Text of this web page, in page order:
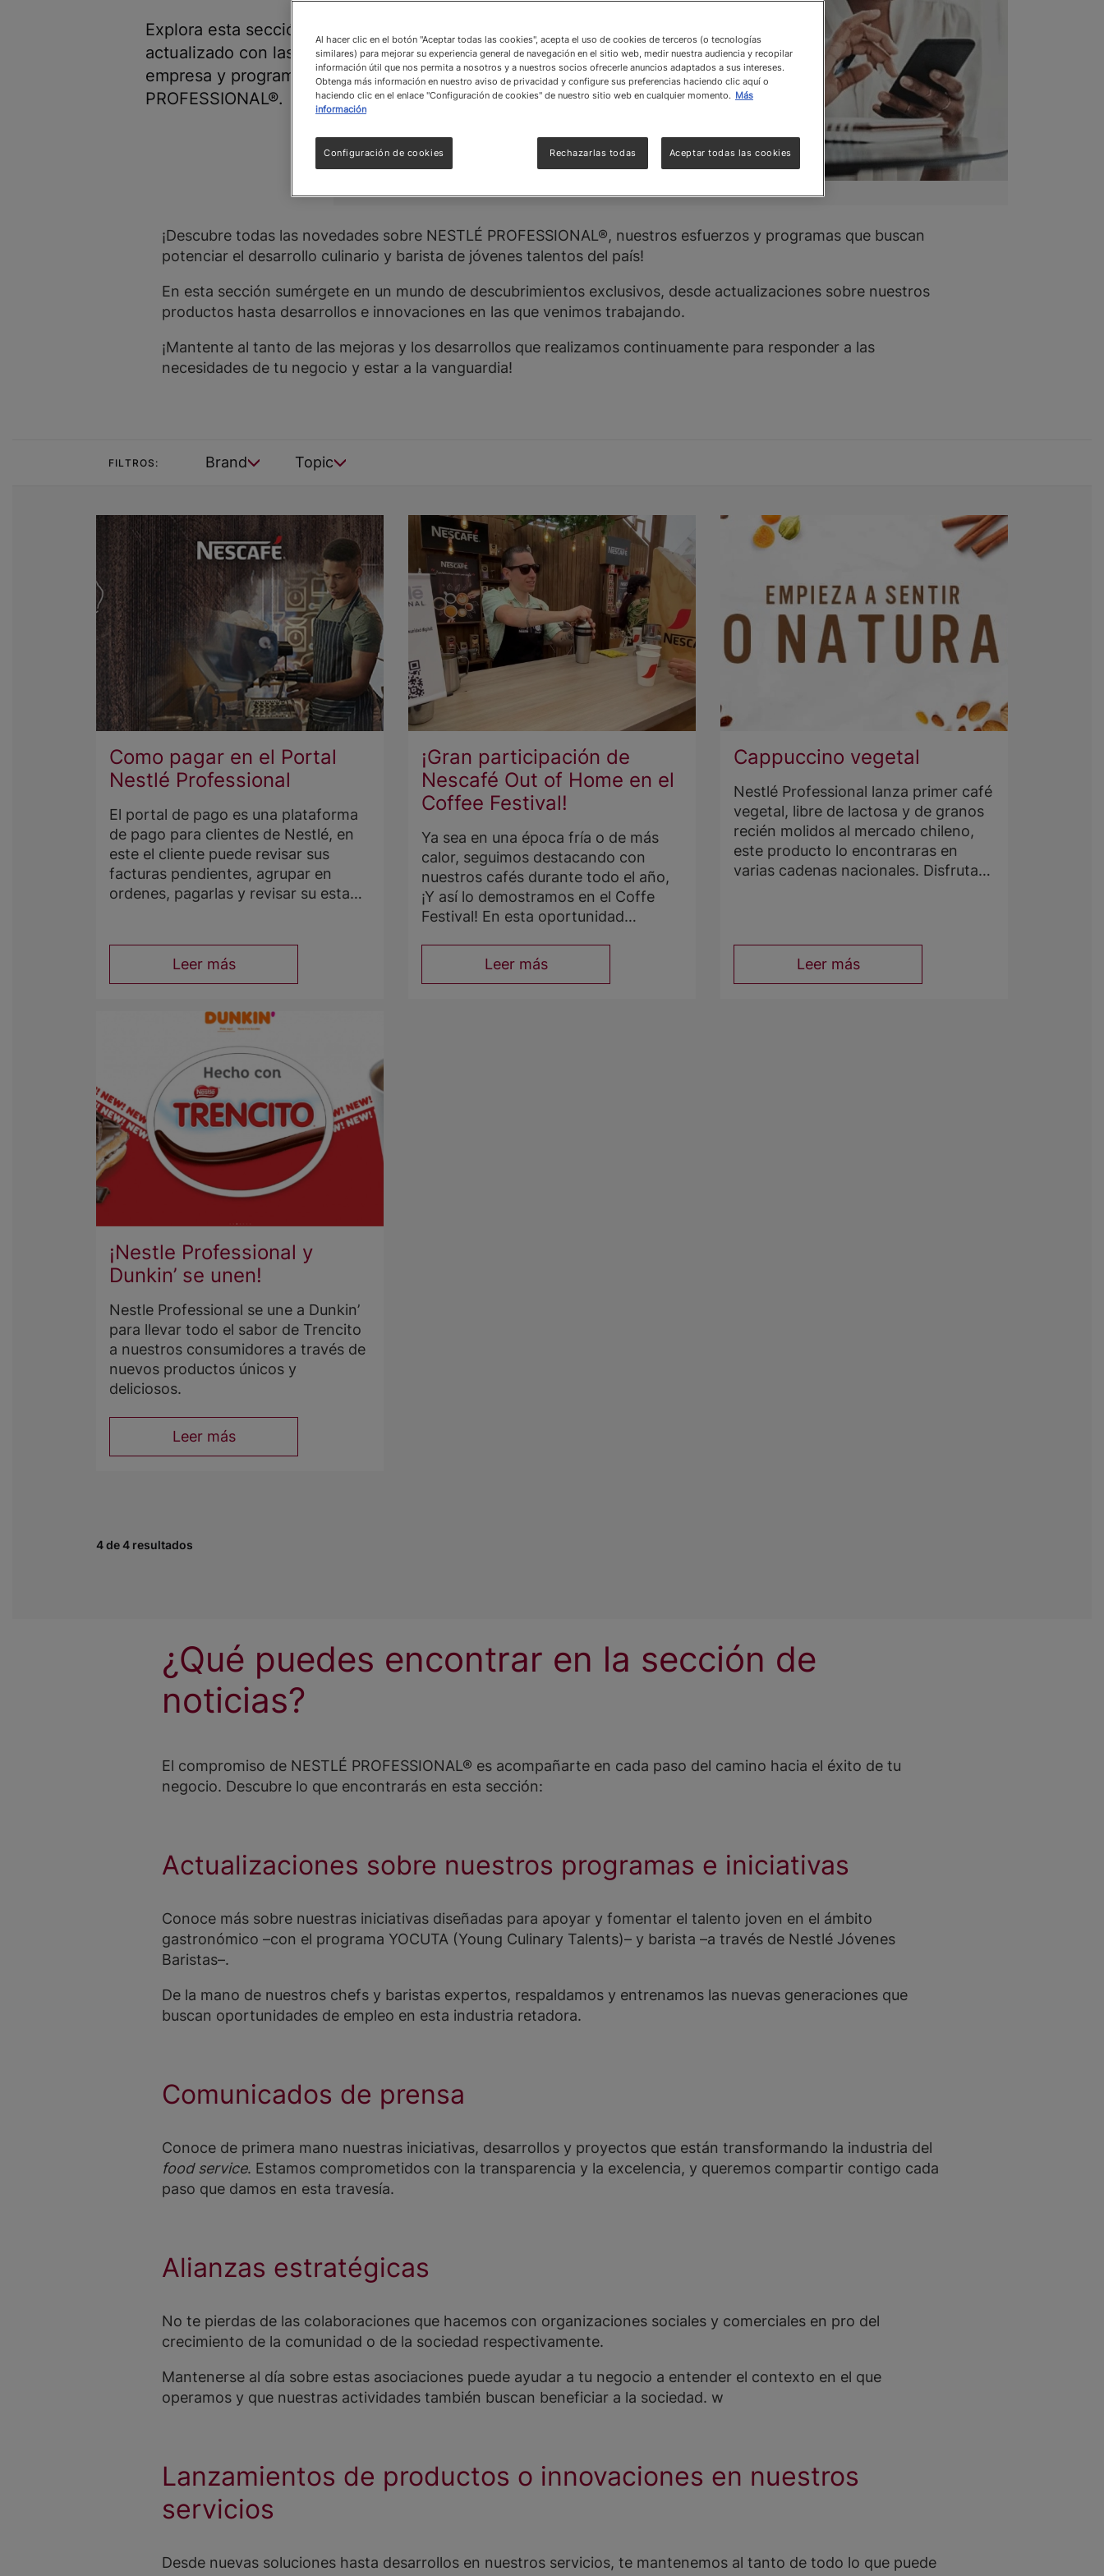
Explora esta sección para mantenerte
actualizado con las noticias sobre nuestra
empresa y programas de NESTLÉ
PROFESSIONAL®.
¡Descubre todas las novedades sobre NESTLÉ PROFESSIONAL®, nuestros esfuerzos y programas que buscan
potenciar el desarrollo culinario y barista de jóvenes talentos del país!
En esta sección sumérgete en un mundo de descubrimientos exclusivos, desde actualizaciones sobre nuestros
productos hasta desarrollos e innovaciones en las que venimos trabajando.
¡Mantente al tanto de las mejoras y los desarrollos que realizamos continuamente para responder a las
necesidades de tu negocio y estar a la vanguardia!
FILTROS: Brand Topic
Como pagar en el Portal
Nestlé Professional
El portal de pago es una plataforma
de pago para clientes de Nestlé, en
este el cliente puede revisar sus
facturas pendientes, agrupar en
ordenes, pagarlas y revisar su estado
pagar y estado de pago. Adem
de forma independiente, sin
necesitar un vendedor o
transportista, pagando a trav
su propio banco en cualquier
momento y hora del d
Leer más
¡Gran participación de
Nescafé Out of Home en el
Coffee Festival!
Ya sea en una época fría o de más
calor, seguimos destacando con
nuestros cafés durante todo el año,
¡Y así lo demostramos en el Coffe
Festival! En esta oportunidad
auspiciador principal de uno de los
eventos más importantes en Chile
Leer más
Cappuccino vegetal
Nestlé Professional lanza primer café
vegetal, libre de lactosa y de granos
recién molidos al mercado chileno,
este producto lo encontraras en
varias cadenas nacionales. Disfruta
Leer más
¡Nestle Professional y
Dunkin’ se unen!
Nestle Professional se une a Dunkin’
para llevar todo el sabor de Trencito
a nuestros consumidores a través de
nuevos productos únicos y
deliciosos.
Leer más
4 de 4 resultados
¿Qué puedes encontrar en la sección de
noticias?
El compromiso de NESTLÉ PROFESSIONAL® es acompañarte en cada paso del camino hacia el éxito de tu
negocio. Descubre lo que encontrarás en esta sección:
Actualizaciones sobre nuestros programas e iniciativas
Conoce más sobre nuestras iniciativas diseñadas para apoyar y fomentar el talento joven en el ámbito
gastronómico –con el programa YOCUTA (Young Culinary Talents)– y barista –a través de Nestlé Jóvenes
Baristas–.
De la mano de nuestros chefs y baristas expertos, respaldamos y entrenamos las nuevas generaciones que
buscan oportunidades de empleo en esta industria retadora.
Comunicados de prensa
Conoce de primera mano nuestras iniciativas, desarrollos y proyectos que están transformando la industria del
food service. Estamos comprometidos con la transparencia y la excelencia, y queremos compartir contigo cada
paso que damos en esta travesía.
Alianzas estratégicas
No te pierdas de las colaboraciones que hacemos con organizaciones sociales y comerciales en pro del
crecimiento de la comunidad o de la sociedad respectivamente.
Mantenerse al día sobre estas asociaciones puede ayudar a tu negocio a entender el contexto en el que
operamos y que nuestras actividades también buscan beneficiar a la sociedad. w
Lanzamientos de productos o innovaciones en nuestros
servicios
Desde nuevas soluciones hasta desarrollos en nuestros servicios, te mantenemos al tanto de todo lo que puede
Al hacer clic en el botón "Aceptar todas las cookies", acepta el uso de cookies de terceros (o tecnologías
similares) para mejorar su experiencia general de navegación en el sitio web, medir nuestra audiencia y recopilar
información útil que nos permita a nosotros y a nuestros socios ofrecerle anuncios adaptados a sus intereses.
Obtenga más información en nuestro aviso de privacidad y configure sus preferencias haciendo clic aquí o
haciendo clic en el enlace "Configuración de cookies" de nuestro sitio web en cualquier momento. Más
información
Rechazarlas todas Aceptar todas las cookies
Configuración de cookies